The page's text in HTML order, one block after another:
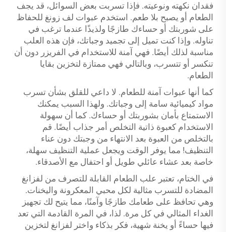
فقدان نكهته ونوعيته. فإذا تسربت بعض السوائل، قد يجف
الطعام أو يصبح بلا طعم. استخدم عبوات لف زونغ للحفاظ
على شوربتك أو حساءك طازجًا ولذيذًا عندما ترغب في
تناوله. وإذا كنت تميل إلى تجميد وجباتك، فإن هذه العلب
مناسبة لذلك أيضًا. فهي آمنة للاستخدام في الفريزر دون أن
تنكسر أو تتسرب، وبالتالي فهي ممتازة لتخزين بقايا
الطعام.
كما أنها عبوات آمنة للطعام. لا داعي للقلق بشأن تسرب
مواد كيميائية سامة إلى وجباتك. ولهذا السبب يمكنك
الاستمتاع بأمان بشوربتك أو حساءك. كما أن سهولة
الاستخدام كعبوة ذاتية التخلص أمر جذاب أيضًا. قم
بالتخلص من العبوة بعد الانتهاء من وجبتك دون عناء
التنظيف! مما يوفر الوقت ويجعل عملية التنظيف سهلة،
خاصة بعد عشاء عائلي طويل أو احتفال مع الأصدقاء.
في الختام، تعتبر علب الطعام القابلة للتصرف من لفزانغ
المضادة للتسرب مثالية لكل محبي المعكرونة واليخنات.
وهي تحافظ على طعامك طازجًا وآمنًا، مما يتيح لك تجهيز
الغداء المثالي في كل مرة. لذا، في المرة القادمة التي تعد
فيها حساءً أو يخنة شهية، فكر بذكاء واختر لفزانغ لتخزين